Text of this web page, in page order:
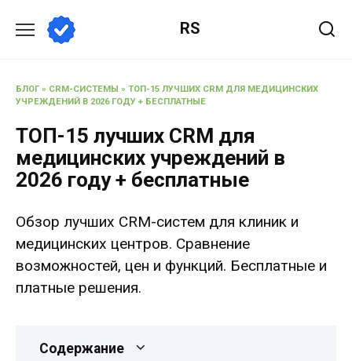
содержанию
RS
БЛОГ» CRM-СИСТЕМЫ » ТОП-15 ЛУЧШИХ CRM ДЛЯ МЕДИЦИНСКИХ
УЧРЕЖДЕНИЙ В 2026 ГОДУ + БЕСПЛАТНЫЕ
ТОП-15 лучших CRM для
медицинских учреждений в
2026 году + бесплатные
Обзор лучших CRM-систем для клиник и
медицинских центров. Сравнение
возможностей, цен и функций. Бесплатные и
платные решения.
Содержание